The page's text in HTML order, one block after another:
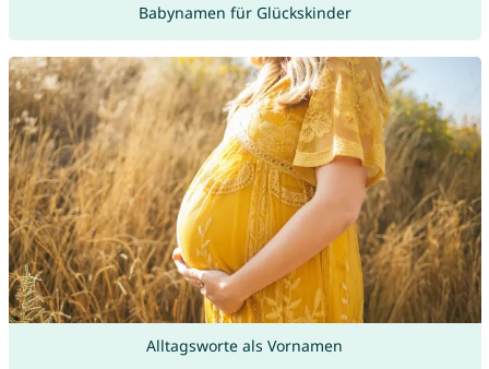
Babynamen für Glückskinder
Alltagsworte als Vornamen